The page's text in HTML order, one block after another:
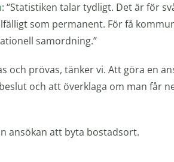
: “Statistiken talar tydligt. Det är för
som permanent. För få
samordning.”
och prövas, tänker vi. Att göra en
och att överklaga om man får
ansökan att byta bostadsort.